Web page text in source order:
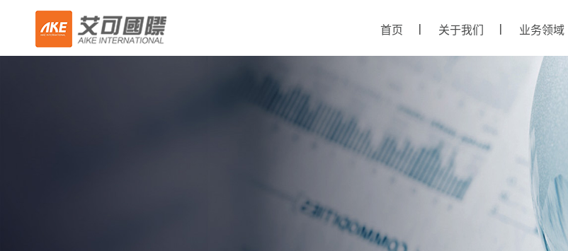
首页 关于我们 业务领域